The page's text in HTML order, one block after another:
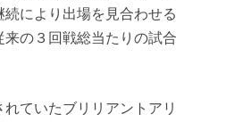
により出場を見合わせる
の３回戦総当たりの試合
ていたブリリアントアリ